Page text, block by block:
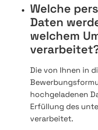
Welche
Daten
welchem
Die von Ihnen in
hochgeladenen
Erfüllung des
verarbeitet.